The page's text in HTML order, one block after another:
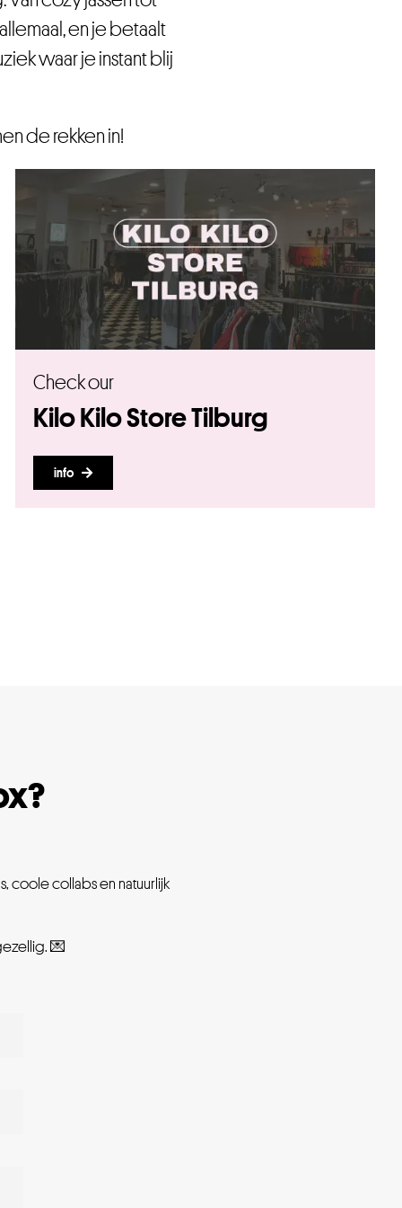
en je betaalt
waar je instant blij
de rekken in!
Check our
Kilo Kilo Store Tilburg
info
coole collabs en natuurlijk
💌